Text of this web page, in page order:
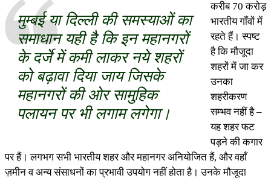
मुम्बई या दिल्ली की समस्याओं का
समाधान यही है कि इन महानगरों
के दर्जे में कमी लाकर नये शहरों
को बढ़ावा दिया जाय जिसके
महानगरों की ओर सामुहिक
पलायन पर भी लगाम लगेगा।
करीब 70 करोड़
भारतीय गाँवों में
रहते हैं। स्पष्ट
है कि मौजूदा
शहरों में जा कर
उनका
शहरीकरण
सम्भव नहीं है –
यह शहर फट
पड़ने की कगार
पर हैं। लगभग सभी भारतीय शहर और महानगर अनियोजित हैं, और वहाँ
ज़मीन व अन्य संसाधनों का प्रभावी उपयोग नहीं होता है। उनके मौजूदा